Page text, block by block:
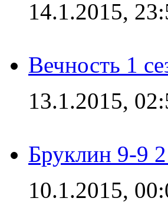
14.1.2015,
Вечность 1
13.1.2015,
Бруклин 9-9
10.1.2015,